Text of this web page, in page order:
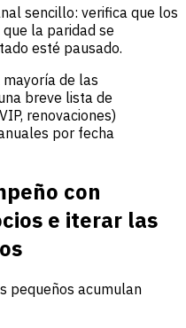
sencillo: verifica que los
la paridad se
esté pausado.
de las
breve lista de
renovaciones)
por fecha
con
e iterar las
pequeños acumulan